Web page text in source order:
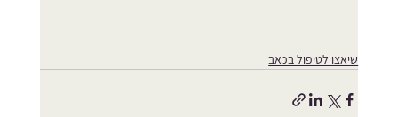
שיאצו לטיפול בכאב